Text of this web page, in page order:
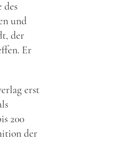
des
und
der
Er
erst
200
der